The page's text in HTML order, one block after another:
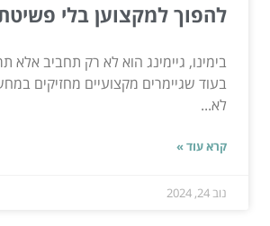
להפוך למקצוען בלי
בימינו, גיימינג הוא לא רק תחביב אלא
בעוד שגיימרים מקצועיים מחזיקים
לא...
קרא עוד »
נוב 24, 2024